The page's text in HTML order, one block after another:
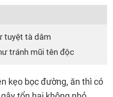
tuyệt tà dâm
tránh mũi tên độc
kẹo bọc đường, ăn thì có